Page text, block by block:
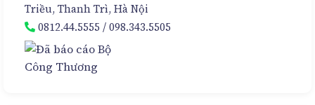
Triều, Thanh Trì, Hà Nội
0812.44.5555 /098.343.5505